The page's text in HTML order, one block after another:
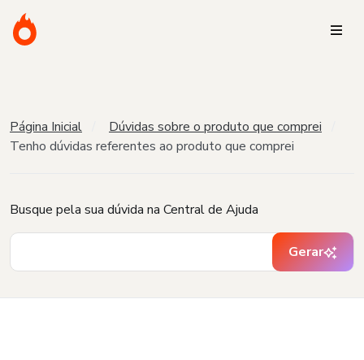
Página Inicial
Dúvidas sobre o produto que comprei
Tenho dúvidas referentes ao produto que comprei
Busque pela sua dúvida na Central de Ajuda
Gerar